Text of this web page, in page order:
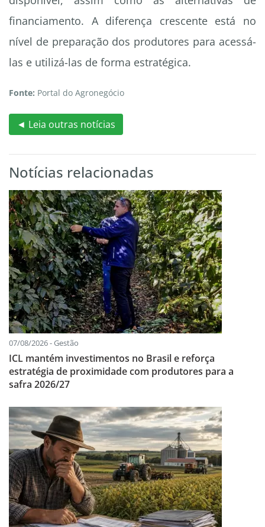
financiamento. A diferença crescente está no
nível de preparação dos produtores para acessá-
las e utilizá-las de forma estratégica.
Fonte: Portal do Agronegócio
◄ Leia outras notícias
Notícias relacionadas
07/08/2026 - Gestão
ICL mantém investimentos no Brasil e reforça
estratégia de proximidade com produtores para a
safra 2026/27